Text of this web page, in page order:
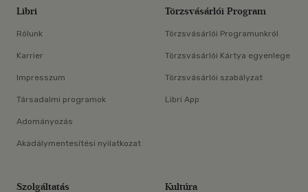
Libri
Rólunk
Karrier
Impresszum
Társadalmi programok
Adományozás
Akadálymentesítési nyilatkozat
Törzsvásárlói Program
Törzsvásárlói Programunkról
Törzsvásárlói Kártya egyenlege
Törzsvásárlói szabályzat
Libri App
Szolgáltatás Kultúra